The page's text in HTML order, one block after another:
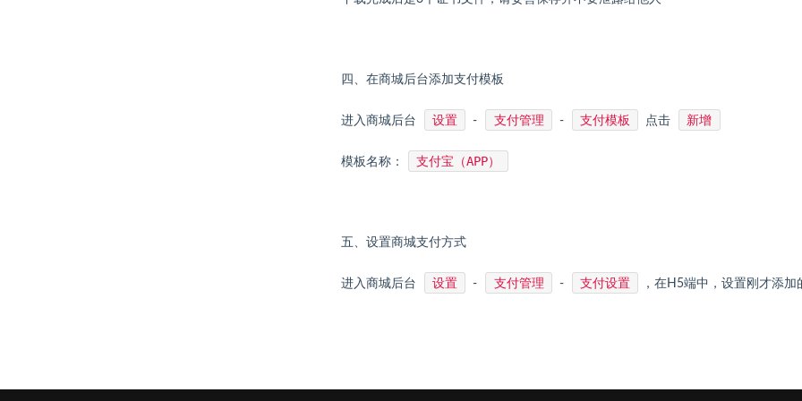
四、在商城后台添加支付模板
进入商城后台 设置 - 支付管理 - 支付模板 点击 新增
模板名称： 支付宝（APP）
五、设置商城支付方式
进入商城后台 设置 - 支付管理 - 支付设置 ，在H5端中，设置刚才添加